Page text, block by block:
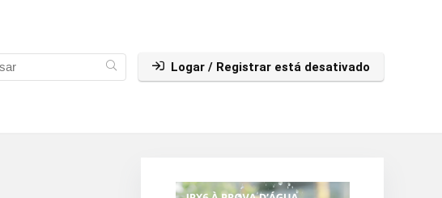
Logar / Registrar está desativado